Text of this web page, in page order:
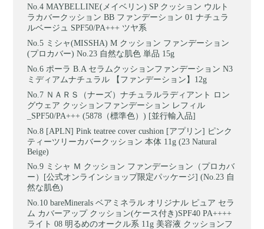
MAYBELLINE(メイベリン) SP クッション ウルト
ラカバークッション BB ファンデーション 01 ナチュラ
ルベージュ SPF50/PA+++ ツヤ系
ミシャ(MISSHA) M クッション ファンデーション
(プロカバー) No.23 自然な肌色 単品 15g
ポーラ B.A セラムクッションファンデーション N3
ミディアムナチュラル 【ファンデーション】12g
ＮＡＲＳ（ナーズ）ナチュラルラディアント ロン
グウェア クッションファンデーション レフィル
_SPF50/PA+++ (5878（標準色）) [並行輸入品]
[APLN] Pink teatree cover cushion [アプリン] ピンク
ティーツリーカバークッション 本体 11g (23 Natural
Beige)
ミシャ Ｍ クッション ファンデーション（プロカバ
ー）[公式オンラインショップ限定パッケージ] (No.23 自
然な肌色)
bareMinerals ベアミネラル オリジナル ピュア セラ
ム カバーアップ クッション(ケース付き)SPF40 PA++++
ライト 08 明るめのオークル系 11g 美容液 クッションフ